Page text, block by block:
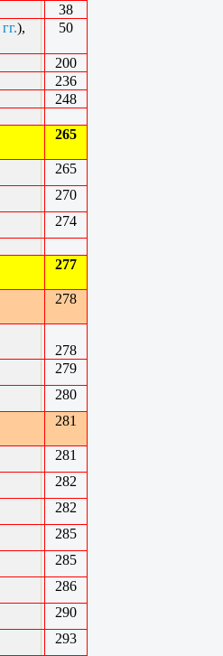
38
гг.),
50
200
236
248
265
265
270
274
277
278
278
279
280
281
281
282
282
285
285
286
290
293